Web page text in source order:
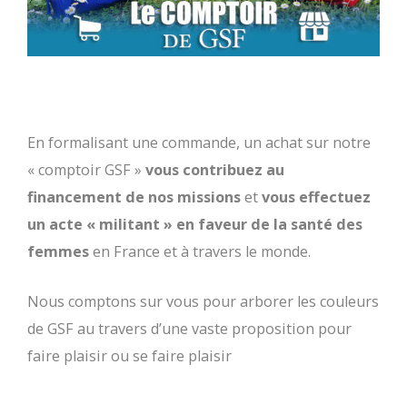
En formalisant une commande, un achat sur notre
« comptoir GSF » vous contribuez au
financement de nos missionsetvous effectuez
un acte « militant » en faveur de la santé des
femmesen France et à travers le monde.
Nous comptons sur vous pour arborer les couleurs
de GSF au travers d’une vaste proposition pour
faire plaisir ou se faire plaisir